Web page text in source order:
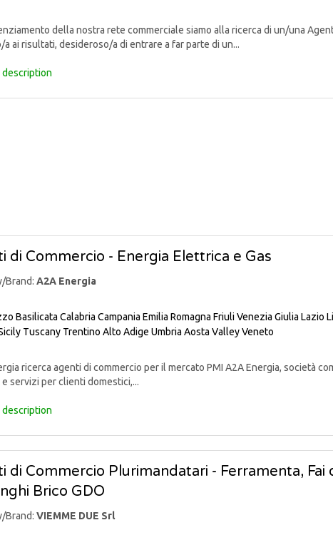
della nostra rete commerciale siamo alla ricerca di un/una
ai risultati, desideroso/a di entrare a far parte di un...
di Commercio - Energia Elettrica e Gas
Brand: A2A Energia
Basilicata Calabria Campania Emilia Romagna Friuli Venezia Giulia Lazio
Tuscany Trentino Alto Adige Umbria Aosta ValleyVeneto
ricerca agenti di commercio per il mercato PMI A2A Energia, società
e servizi per clienti domestici,...
di Commercio Plurimandatari - Ferramenta, Fai
Brico GDO
Brand: VIEMME DUE Srl